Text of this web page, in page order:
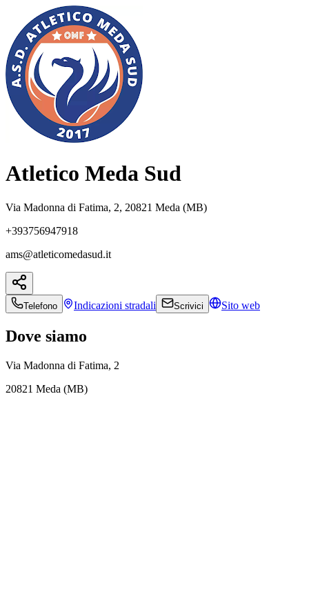
Atletico Meda Sud
Via Madonna di Fatima, 2, 20821 Meda (MB)
+393756947918
ams@atleticomedasud.it
Telefono Indicazioni stradali Scrivici Sito web
Dove siamo
Via Madonna di Fatima, 2
20821 Meda (MB)